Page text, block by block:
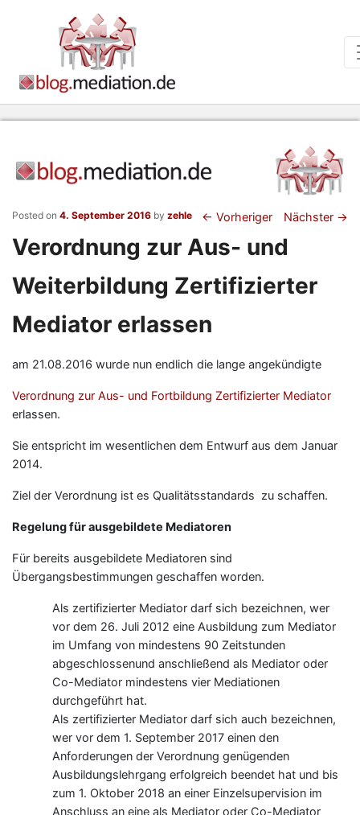
← Vorheriger Nächster →
Verordnung zur Aus- und
Weiterbildung Zertifizierter
Mediator erlassen
Posted on 4. September 2016 by zehle
am 21.08.2016 wurde nun endlich die lange angekündigte
Verordnung zur Aus- und Fortbildung Zertifizierter Mediator
erlassen.
Sie entspricht im wesentlichen dem Entwurf aus dem Januar
2014.
Ziel der Verordnung ist es Qualitätsstandards zu schaffen.
Regelung für ausgebildete Mediatoren
Für bereits ausgebildete Mediatoren sind
Übergangsbestimmungen geschaffen worden.
Als zertifizierter Mediator darf sich bezeichnen, wer
vor dem 26. Juli 2012 eine Ausbildung zum Mediator
im Umfang von mindestens 90 Zeitstunden
abgeschlossenund anschließend als Mediator oder
Co-Mediator mindestens vier Mediationen
durchgeführt hat.
Als zertifizierter Mediator darf sich auch bezeichnen,
wer vor dem 1. September 2017 einen den
Anforderungen der Verordnung genügenden
Ausbildungslehrgang erfolgreich beendet hat und bis
zum 1. Oktober 2018 an einer Einzelsupervision im
Anschluss an eine als Mediator oder Co-Mediator